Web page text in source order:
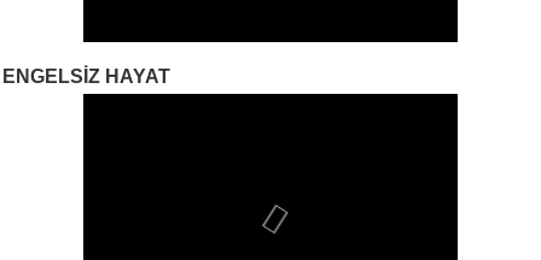
ENGELSIZ HAYAT